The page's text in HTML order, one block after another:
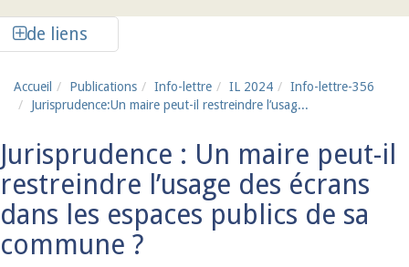
de liens
Accueil Publications Info-lettre IL 2024
Info-lettre-356
Jurisprudence:Un maire peut-il restreindre l’usag...
Jurisprudence : Un maire peut-il
restreindre l’usage des écrans
dans les espaces publics de sa
commune ?